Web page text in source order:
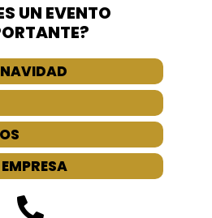
UN EVENTO
NAVIDAD